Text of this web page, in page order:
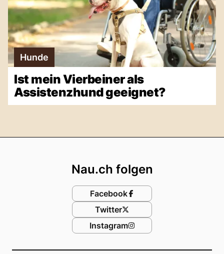
Hunde
Ist mein Vierbeiner als
Assistenzhund geeignet?
Nau.ch folgen
Facebook
Twitter
Instagram